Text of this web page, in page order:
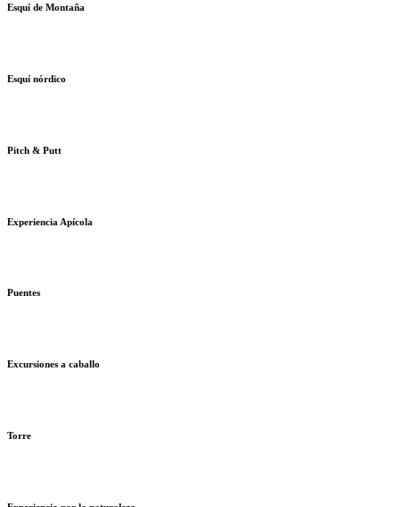
Esquí de Montaña
Esquí nórdico
Pitch & Putt
Experiencia Apícola
Puentes
Excursiones a caballo
Torre